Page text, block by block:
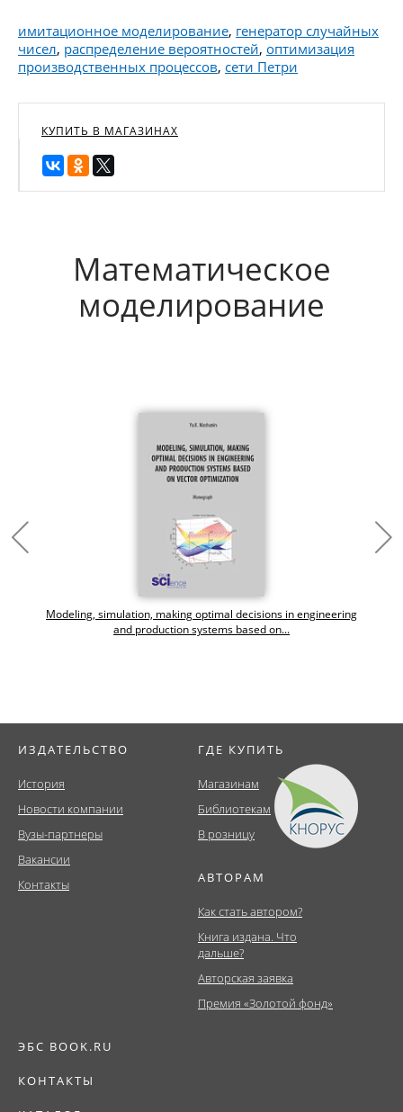
имитационное моделирование, генератор случайных
чисел, распределение вероятностей, оптимизация
производственных процессов, сети Петри
КУПИТЬ В МАГАЗИНАХ
Математическое
моделирование
Modeling, simulation, making optimal decisions in engineering
and production systems based on...
ИЗДАТЕЛЬСТВО
История
Новости компании
Вузы-партнеры
Вакансии
Контакты
ГДЕ КУПИТЬ
Магазинам
Библиотекам
В розницу
АВТОРАМ
Как стать автором?
Книга издана. Что
дальше?
Авторская заявка
Премия «Золотой фонд»
ЭБС BOOK.RU
КОНТАКТЫ